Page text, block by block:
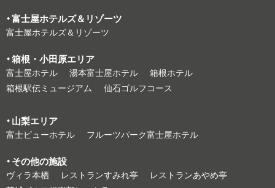
富⼠屋ホテルズ＆リゾーツ
富⼠屋ホテルズ＆リゾーツ
箱根・⼩⽥原エリア
富⼠屋ホテル 湯本富⼠屋ホテル
箱根ホテル
箱根駅伝ミュージアム
仙石ゴルフコース
⼭梨エリア
富⼠ビューホテル フルーツパーク富⼠屋ホテル
その他の施設
ヴィラ本栖 レストランすみれ亭
レストランあやめ亭